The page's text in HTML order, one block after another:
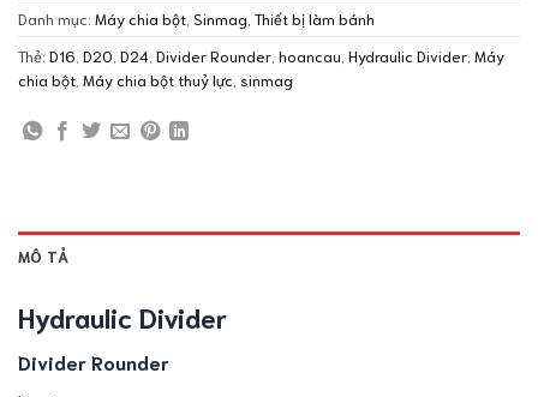
Danh mục: Máy chia bột Sinmag Thiết bị làm bánh
Thẻ: D16 D20 D24 Divider Rounder hoancau Hydraulic Divider Máy
chia bột Máy chia bột thuỷ lực sinmag
MÔ TẢ
Hydraulic Divider
Divider Rounder